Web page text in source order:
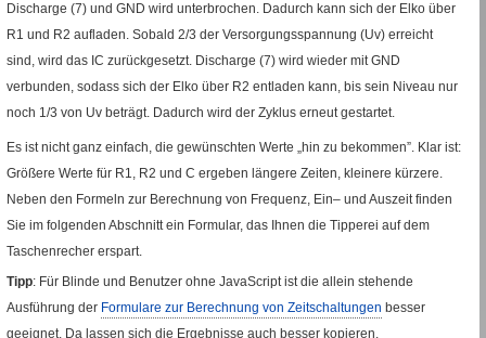
Discharge (7) und GND wird unterbrochen. Dadurch kann sich der Elko über
R1 und R2 aufladen. Sobald 2/3 der Versorgungsspannung (Uv) erreicht
sind, wird das IC zurückgesetzt. Discharge (7) wird wieder mitGND
verbunden, sodass sich der Elko über R2 entladen kann, bis sein Niveau nur
noch 1/3 von Uv beträgt. Dadurch wird der Zyklus erneut gestartet.
Es ist nicht ganz einfach, die gewünschten Werte „hin zu bekommen”. Klar ist:
Größere Werte für R1, R2 und C ergeben längere Zeiten, kleinere kürzere.
Neben den Formeln zur Berechnung von Frequenz, Ein– und Auszeit finden
Sie im folgenden Abschnitt ein Formular, das Ihnen die Tipperei auf dem
Taschenrecher erspart.
Tipp: Für Blinde und Benutzer ohne JavaScriptist die allein stehende
Ausführung der Formulare zur Berechnung von Zeitschaltungen besser
geeignet. Da lassen sich die Ergebnisse auch besser kopieren.